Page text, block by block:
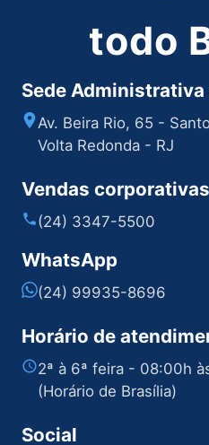
todo
Sede Administrativa
Av. Beira Rio, 65 -
Volta Redonda - RJ
Vendas corporativas
(24) 3347-5500
WhatsApp
(24) 99935-8696
Horário de
2ª à 6ª feira - 08:00h
(Horário de Brasília)
Social